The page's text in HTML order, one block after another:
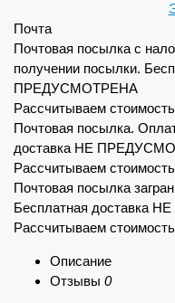
Почта
Почтовая посылка с
получении посылки.
ПРЕДУСМОТРЕНА
Рассчитываем
Почтовая посылка.
доставка НЕ
Рассчитываем
Почтовая посылка
Бесплатная доставка
Рассчитываем
Описание
Отзывы 0